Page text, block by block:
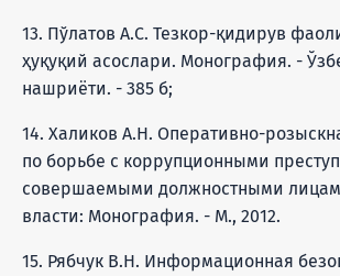
13. Пўлатов А.С. Тезкор-қидирув
ҳуқуқий асослари. Монография. -
нашриёти. - 385 б;
14. Халиков А.Н. Оперативно-
по борьбе с коррупционными
совершаемыми должностными
власти: Монография. - М., 2012.
15. Рябчук В.Н. Информационная